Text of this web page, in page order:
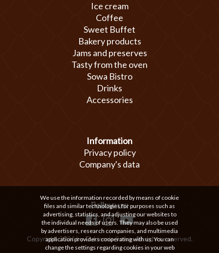
Ice cream
Coffee
Sweet Buffet
Bakery products
Jams and preserves
Tasty from the oven
Sowa Bistro
Drinks
Accessories
Information
Privacy policy
Company's data
Follow us:
Copyright 2026 by Cukiernia Sowa. All rights reserved.
We use the information recorded by means of cookie
files and similar technologies for purposes such as
advertising, statistics, and adjusting our websites to
the individual needs of users. They may also be used
by advertisers, research companies, and multimedia
application providers cooperating with us. You can
change the settings regarding cookies in your web